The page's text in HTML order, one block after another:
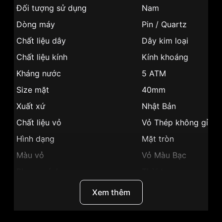
Đối tượng sử dụng
Nam
Dòng máy
Pin / Quartz
Chất liệu dây
Dây kim loại
Chất liệu kính
Kính khoáng
Kháng nước
5 ATM
Size mặt
40mm
Xuất xứ
Nhật Bản
Chất liệu vỏ
Vỏ Thép không gỉ
Hình dạng
Mặt tròn
Màu vỏ
Vỏ Màu Bạc
8.1mm
Xem thêm